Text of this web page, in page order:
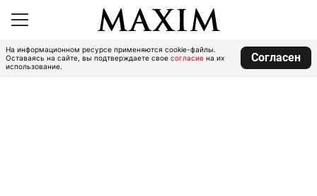
На информационном ресурсе применяются cookie-файлы.
Оставаясь на сайте, вы подтверждаете свое согласие на их
использование.
Согласен